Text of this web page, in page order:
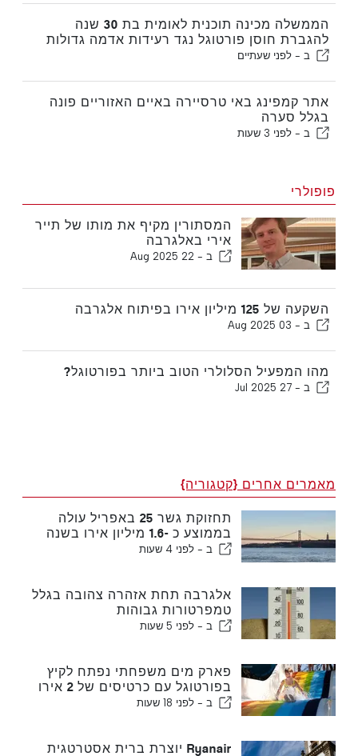
הממשלה מכינה תוכנית לאומית בת 30 שנה
להגברת חוסן פורטוגל נגד רעידות אדמה גדולות
ב - לפני שעתיים
אתר קמפינג באי טרסיירה באיים האזוריים פונה
בגלל סערה
ב - לפני 3 שעות
פופולרי
המסתורין מקיף את מותו של תייר
אירי באלגרבה
ב - 22 Aug 2025
השקעה של 125 מיליון אירו בפיתוח אלגרבה
ב - 03 Aug 2025
מהו המפעיל הסלולרי הטוב ביותר בפורטוגל?
ב - 27 Jul 2025
מאמרים אחרים {קטגוריה}
תחזוקת גשר 25 באפריל עולה
בממוצע כ -1.6 מיליון אירו בשנה
ב - לפני 4 שעות
אלגרבה תחת אזהרה צהובה בגלל
טמפרטורות גבוהות
ב - לפני 5 שעות
פארק מים משפחתי נפתח לקיץ
בפורטוגל עם כרטיסים של 2 אירו
ב - לפני 18 שעות
Ryanair יוצרת ברית אסטרטגית